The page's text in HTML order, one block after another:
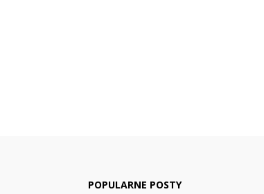
POPULARNE POSTY